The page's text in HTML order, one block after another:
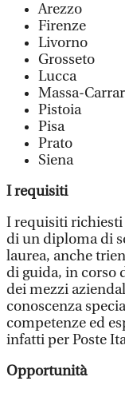
Arezzo
Firenze
Livorno
Grosseto
Lucca
Massa-
Pistoia
Pisa
Prato
Siena
I requisiti
I requisiti richiesti
di un diploma di
laurea, anche
di guida, in corso
dei mezzi
conoscenza
competenze ed
infatti per Poste
Opportunità